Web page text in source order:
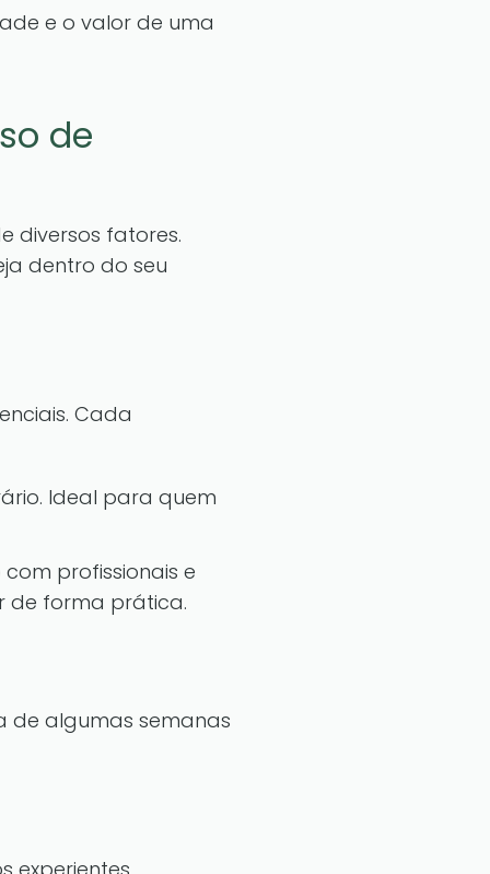
e o valor de uma
de
diversos fatores.
dentro do seu
Cada
Ideal para quem
profissionais e
de forma prática.
de algumas semanas